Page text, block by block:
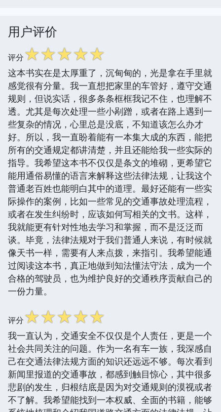
用户评价
评分☆☆☆☆☆
这本书实在是太厚重了，沉甸甸的，光是拿在手里就
感觉很有分量。我一直想把家里的车管好，遵守交通
规则，但说实话，很多条条框框我记不住，也理解不
透。尤其是每次处理一些小剐蹭，或者在路上遇到一
些复杂的情况，心里总是没底，不知道该怎么办才
好。所以，我一直盼着能有一本集大成的东西，能把
所有的交通规定都讲清楚，并且还能给我一些实际的
指导。我希望这本书不仅仅是条文的堆砌，更希望它
能用通俗易懂的语言来解释这些法律法规，让我这个
普通老百姓也能明白其中的道理。最好还能有一些实
际操作的案例，比如一些常见的交通事故处理流程，
或者在发生纠纷时，应该如何写相关的文书。这样，
我就能更有针对性地去学习和掌握，而不是泛泛而
谈。毕竟，法律法规对于我们普通人来说，有时候就
像天书一样，需要有人来点拨，来指引。我希望能通
过阅读这本书，真正地做到知法懂法守法，成为一个
合格的驾驶员，也为维护良好的交通秩序贡献自己的
一份力量。
评分☆☆☆☆☆
我一直认为，交通安全不仅仅是个人责任，更是一个
社会共同关注的问题。作为一名有车一族，我深感自
己在交通法律法规方面的知识还远远不够。每次看到
新闻里报道的交通事故，都感到触目惊心，其中很多
悲剧的发生，归根结底是因为对交通规则的漠视或者
不了解。我希望能找到一本权威、全面的书籍，能够